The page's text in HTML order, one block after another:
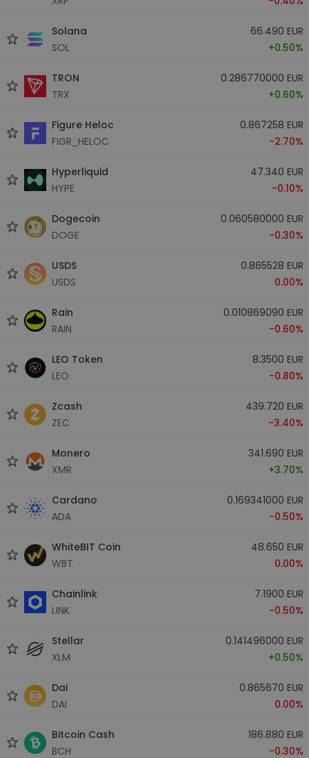
Solana
SOL
66.490 EUR
+0.50%
TRON
TRX
0.286770000 EUR
+0.60%
Figure Heloc
FIGR_HELOC
0.867258 EUR
-2.70%
Hyperliquid
HYPE
47.340 EUR
-0.10%
Dogecoin
DOGE
0.060580000 EUR
-0.30%
USDS
USDS
0.865528 EUR
0.00%
Rain
RAIN
0.010869090 EUR
-0.60%
LEO Token
LEO
8.3500 EUR
-0.80%
Zcash
ZEC
439.720 EUR
-3.40%
Monero
XMR
341.690 EUR
+3.70%
Cardano
ADA
0.169341000 EUR
-0.50%
WhiteBIT Coin
WBT
48.650 EUR
0.00%
Chainlink
LINK
7.1900 EUR
-0.50%
Stellar
XLM
0.141496000 EUR
+0.50%
Dai
DAI
0.865670 EUR
0.00%
Bitcoin Cash
BCH
186.880 EUR
-0.30%